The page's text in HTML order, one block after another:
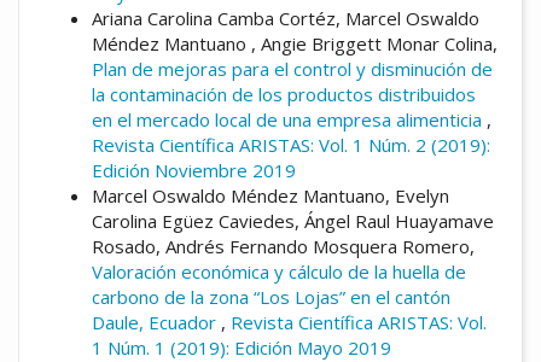
Ariana Carolina Camba Cortéz, Marcel Oswaldo
Méndez Mantuano , Angie Briggett Monar Colina,
Plan de mejoras para el control y disminución de
la contaminación de los productos distribuidos
en el mercado local de una empresa alimenticia ,
Revista Científica ARISTAS: Vol. 1 Núm. 2 (2019):
Edición Noviembre 2019
Marcel Oswaldo Méndez Mantuano, Evelyn
Carolina Egüez Caviedes, Ángel Raul Huayamave
Rosado, Andrés Fernando Mosquera Romero,
Valoración económica y cálculo de la huella de
carbono de la zona “Los Lojas” en el cantón
Daule, Ecuador , Revista Científica ARISTAS: Vol.
1 Núm. 1 (2019): Edición Mayo 2019